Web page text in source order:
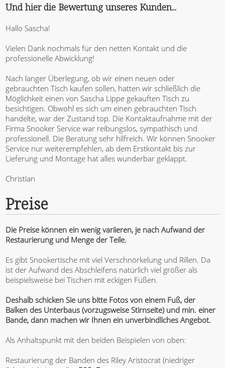
Und hier die Bewertung unseres Kunden...
Hallo Sascha!
Vielen Dank nochmals für den netten Kontakt und die
professionelle Abwicklung!
Nach langer Überlegung, ob wir einen neuen oder
gebrauchten Tisch kaufen sollen, hatten wir schließlich die
Möglichkeit einen von Sascha Lippe gekauften Tisch zu
besichtigen. Obwohl es sich um einen gebrauchten Tisch
handelte, war der Zustand top. Die Kontaktaufnahme mit der
Firma Snooker Service war reibungslos, sympathisch und
professionell. Die Beratung sehr hilfreich. Wir können Snooker
Service nur weiterempfehlen, ab dem Erstkontakt bis zur
Lieferung und Montage hat alles wunderbar geklappt.
Christian
Preise
Die Preise können ein wenig variieren, je nach Aufwand der
Restaurierung und Menge der Teile.
Es gibt Snookertische mit viel Verschnörkelung und Rillen. Da
ist der Aufwand des Abschleifens natürlich viel größer als
beispielsweise bei Tischen mit eckigen Füßen.
Deshalb schicken Sie uns bitte Fotos von einem Fuß, der
Balken des Unterbaus (vorzugsweise Stirnseite) und min. einer
Bande, dann machen wir Ihnen ein unverbindliches Angebot.
Als Anhaltspunkt mit den beiden Beispielen von oben:
Restaurierung der Banden des Riley Aristocrat (niedriger